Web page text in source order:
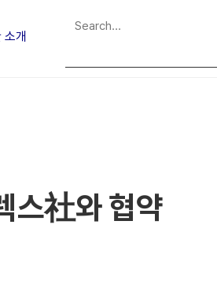
소개
스社와 협약